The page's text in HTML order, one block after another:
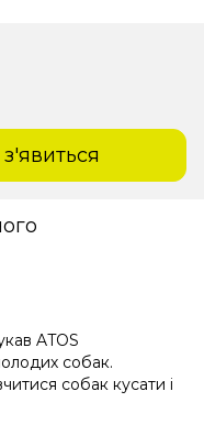
ATOS
собак.
собак кусати і